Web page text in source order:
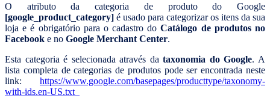
O atributo da categoria de produto do Google
[google_product_category] é usado para categorizar os itens da sua
loja e é obrigatório para o cadastro doCatálogo de produtos no
Facebook e no Google Merchant Center.
Esta categoria é selecionada através da taxonomia do Google. A
lista completa de categorias de produtos pode ser encontrada neste
link: https://www.google.com/basepages/producttype/taxonomy-
with-ids.en-US.txt